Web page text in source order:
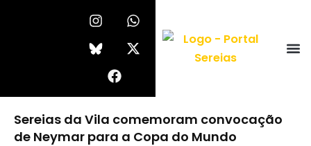
I
n
s
t
r
a
m
W
h
a
t
p
X
-
t
w
t
r
b
o
o
Sereias da Vila comemoram convocação
de Neymar para a Copa do Mundo